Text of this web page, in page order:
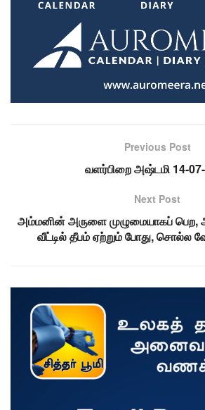
Previous Post
வளர்பிறை அஷ்டமி 14-
Next Post
அம்மனின் அருளை முழுமையாகப் பெற,
வீட்டில் தீபம் ஏற்றும் போது, சொல்ல